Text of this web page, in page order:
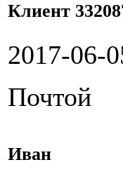
Клиент
2017-06-
Почтой
Иван